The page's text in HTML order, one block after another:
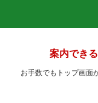
案内でき
お手数でもトップ画面